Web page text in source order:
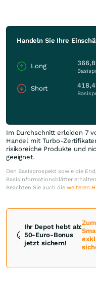
Handeln Sie Ihre
Long
Short
Im Durchschnitt erleiden 7
Handel mit Turbo-
risikoreiche Produkte und
geeignet.
Den Basisprospekt sowie die
Basisinformationsblätter
Beachten Sie auch die weiteren
Ihr Depot hebt ab:
50-Euro-Bonus
jetzt sichern!